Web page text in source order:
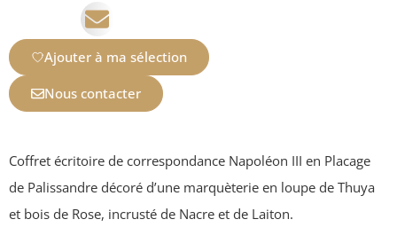
Ajouter à ma sélection
Nous contacter
Coffret écritoire de correspondance Napoléon III en Placage
de Palissandre décoré d’une marquèterie en loupe de Thuya
et bois de Rose, incrusté de Nacre et de Laiton.